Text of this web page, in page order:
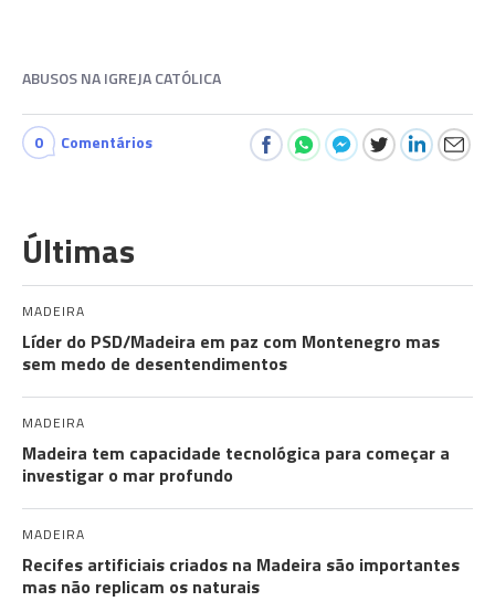
ABUSOS NA IGREJA CATÓLICA
0 Comentários
Últimas
MADEIRA
Líder do PSD/Madeira em paz com Montenegro mas
sem medo de desentendimentos
MADEIRA
Madeira tem capacidade tecnológica para começar a
investigar o mar profundo
MADEIRA
Recifes artificiais criados na Madeira são importantes
mas não replicam os naturais